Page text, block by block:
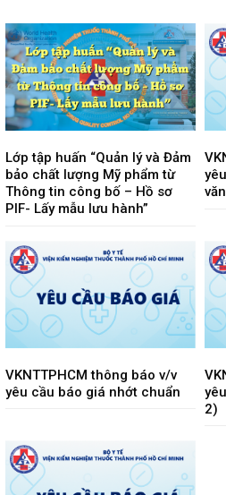
Lớp tập huấn “Quản lý và Đảm
bảo chất lượng Mỹ phẩm từ
Thông tin công bố – Hồ sơ
PIF- Lấy mẫu lưu hành”
VKNTTPHCM thông báo v/v
yêu cầu báo giá nhớt chuẩn
2)